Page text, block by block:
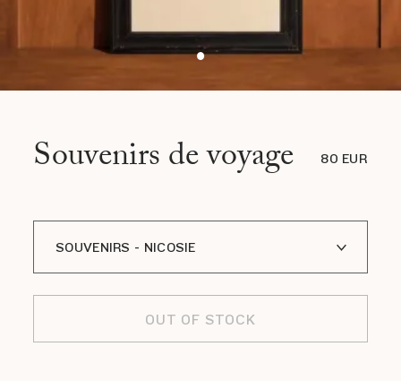
Souvenirs de voyage 80 EUR
SOUVENIRS - NICOSIE
SOUVENIRS - NICE
OUT OF STOCK